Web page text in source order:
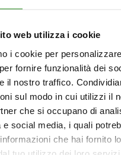
web utilizza i cookie
i cookie per
fornire funzionalità dei
il nostro traffico.
sul modo in cui utilizzi il
che si occupano di
e social media, i quali
che hai fornito
tuo utilizzo dei loro servizi.
ELASTICA INIZIO F1 CA. N=6
d’ordine: 03094-02206
€
di spedizione
H